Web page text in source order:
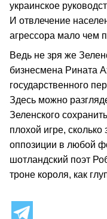
украинское
И отвлечение
агрессора мало чем
Ведь не зря же
бизнесмена Рината
государственного
Здесь можно
Зеленского
плохой игре,
оппозиции в любой
шотландский поэт
троне короля, как